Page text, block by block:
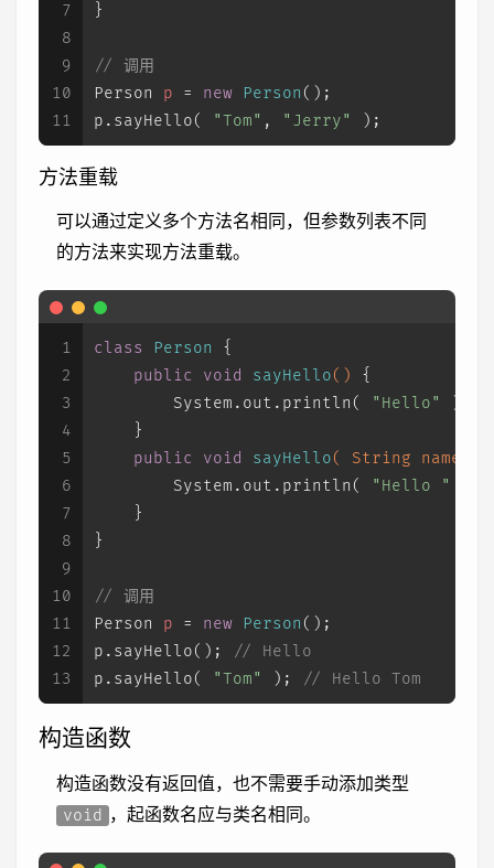
7
8
9
10
11
}
// 调用
Person
p = new Person ();
p.sayHello(
"Tom" , "Jerry" );
方法重载
可以通过定义多个方法名相同，但参数列表不同
的方法来实现方法重载。
1
2
3
4
5
6
7
8
9
10
11
12
13
class Person
{
public
void sayHello()
{
        System.out.println(
"Hello"
);
    }
public
void sayHello( String name )
        System.out.println(
"Hello "
    }
}
// 调用
Person
p = new Person ();
p.sayHello();
// Hello
p.sayHello(
"Tom" ); // Hello Tom
构造函数
构造函数没有返回值，也不需要手动添加类型
void ，起函数名应与类名相同。